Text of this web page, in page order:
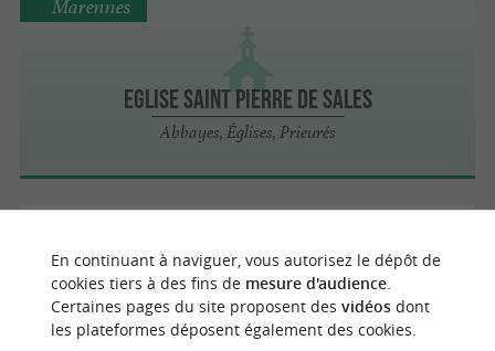
Eglise Saint Pierre de Sales
Abbayes, Églises, Prieurés
Marennes
Halle aux vivres
En continuant à naviguer, vous autorisez le dépôt de
cookies tiers à des fins de mesure d'audience.
Certaines pages du site proposent des vidéosdont
les plateformes déposent également des cookies.